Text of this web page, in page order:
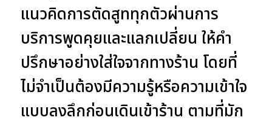
แนวคิดการตัดสูททุกตัวผ่านการ
บริการพูดคุยและแลกเปลี่ยน ให้คำ
ปรึกษาอย่างใส่ใจจากทางร้าน โดยที่
ไม่จำเป็นต้องมีความรู้หรือความเข้าใจ
แบบลงลึกก่อนเดินเข้าร้าน ตามที่มัก